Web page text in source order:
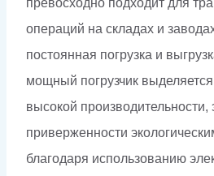
операций на складах и
постоянная погрузка и
мощный погрузчик выделяется
высокой производительности,
приверженности
благодаря использованию